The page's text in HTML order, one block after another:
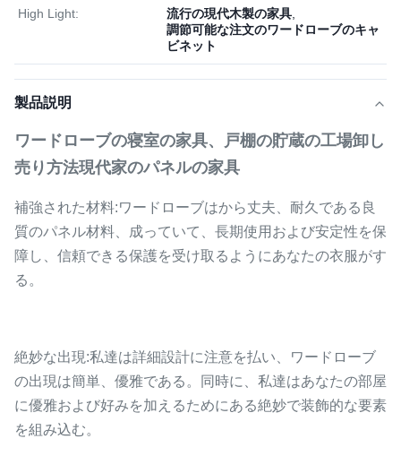
High Light: 流行の現代木製の家具
調節可能な注文のワードローブのキャ
ビネット
製品説明
ワードローブの寝室の家具、戸棚の貯蔵の工場卸し
売り方法現代家のパネルの家具
補強された材料:ワードローブはから丈夫、耐久である良
質のパネル材料、成っていて、長期使用および安定性を保
障し、信頼できる保護を受け取るようにあなたの衣服がす
る。
絶妙な出現:私達は詳細設計に注意を払い、ワードローブ
の出現は簡単、優雅である。同時に、私達はあなたの部屋
に優雅および好みを加えるためにある絶妙で装飾的な要素
を組み込む。